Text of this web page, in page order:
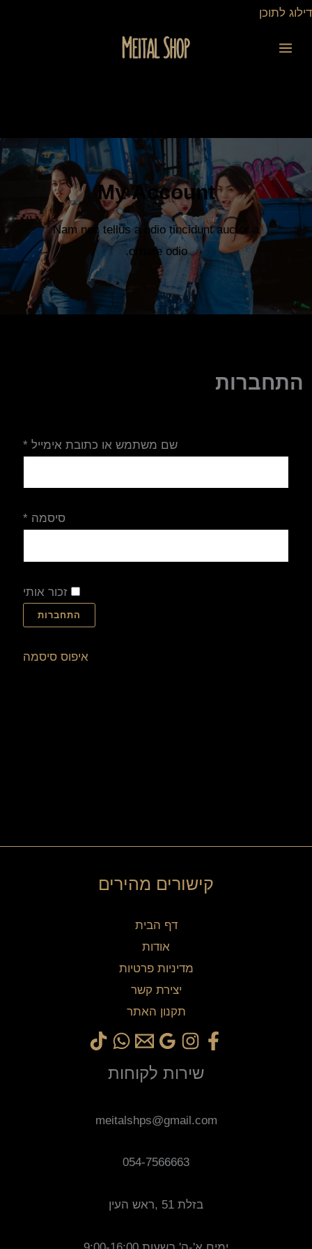
דילוג לתוכן
דילוג
My Account​
Nam nec tellus a odio tincidunt auctor a
ornare odio.
התחברות
שם משתמש או כתובת אימייל *
סיסמה *
זכור אותי
התחברות
איפוס סיסמה
קישורים מהירים
דף הבית
אודות
מדיניות פרטיות
יצירת קשר
תקנון האתר
שירות לקוחות
meitalshps@gmail.com
054-7566663
בזלת 51 ,ראש העין